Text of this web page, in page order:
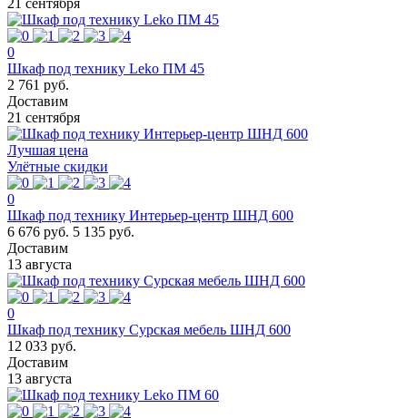
0
Шкаф под технику Leko ПМ 45
2 761 руб.
Доставим
21 сентября
Лучшая цена
Улётные скидки
0
Шкаф под технику Интерьер-центр ШНД 600
6 676 руб. 5 135 руб.
Доставим
13 августа
0
Шкаф под технику Сурская мебель ШНД 600
12 033 руб.
Доставим
13 августа